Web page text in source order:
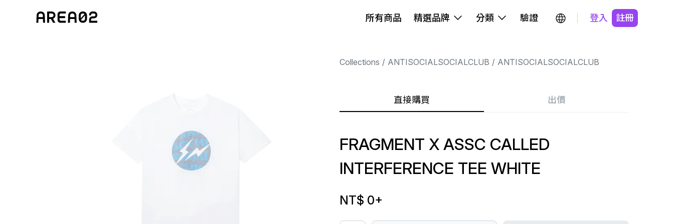
所有商品 精選品牌 分類 驗證 登入 註冊
Collections ANTISOCIALSOCIALCLUB ANTISOCIALSOCIALCLUB
直接購買 出價
FRAGMENT X ASSC CALLED
INTERFERENCE TEE WHITE
NT$ 0+